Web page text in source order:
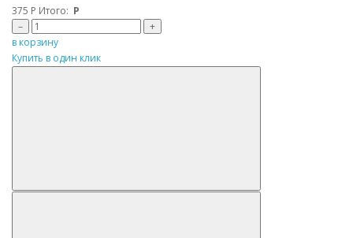
375 Р Итого: Р
–
+
в корзину
Купить в один клик